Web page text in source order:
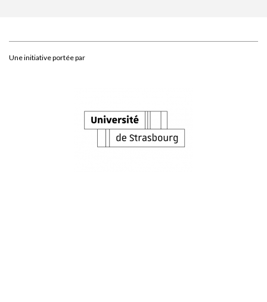
Une initiative portée par